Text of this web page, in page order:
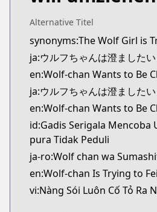
https://kitsu.app/manga/
MangaUpdates
MangaUpdates
https://
Book☆Walker
Book☆Walker
https://bookwalker.jp/
YouTube
YouTube
https://
Nico Nico Seiga
https://seiga.nicovideo.jp/
Alternative Titel
ja:ウルフちゃんは澄ましたい
en:Wolf-chan Wants to Be
ja:ウルフちゃんは澄ましたい
en:Wolf-chan Wants to Be
id:Gadis Serigala Mencoba
pura Tidak Peduli
ja-ro:Wolf chan wa
en:Wolf-chan Is Trying to
vi:Nàng Sói Luôn Cố Tỏ Ra